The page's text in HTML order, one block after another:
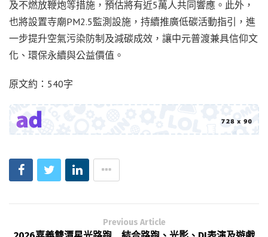
及不燃放鞭炮等措施，預估將有近5萬人共同響應。此外，
也將設置寺廟PM2.5監測設施，持續推廣低碳活動指引，進
一步提升空氣污染防制及減碳成效，讓中元普渡兼具信仰文
化、環保永續與公益價值。
原文約：540字
Previous Article